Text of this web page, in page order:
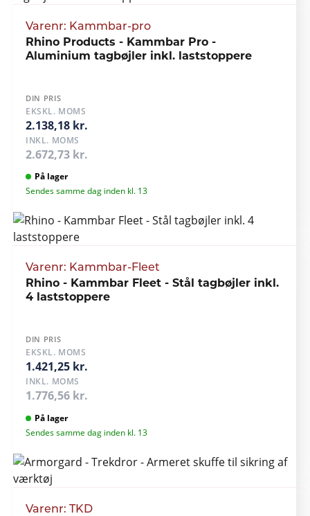
Varenr: Kammbar-pro
Rhino Products - Kammbar Pro -
Aluminium tagbøjler inkl. laststoppere
DIN PRIS
EKSKL. MOMS
2.138,18 kr.
INKL. MOMS
2.672,73 kr.
På lager
Sendes samme dag inden kl. 13
Varenr: Kammbar-Fleet
Rhino - Kammbar Fleet - Stål tagbøjler inkl.
4 laststoppere
DIN PRIS
EKSKL. MOMS
1.421,25 kr.
INKL. MOMS
1.776,56 kr.
På lager
Sendes samme dag inden kl. 13
Varenr: TKD